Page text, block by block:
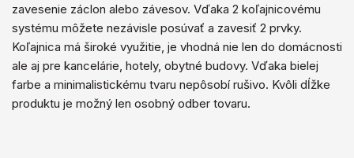
zavesenie záclon alebo závesov. Vďaka 2 koľajnicovému
systému môžete nezávisle posúvať a zavesiť 2 prvky.
Koľajnica má široké využitie, je vhodná nie len do domácnosti
ale aj pre kancelárie, hotely, obytné budovy. Vďaka bielej
farbe a minimalistickému tvaru nepôsobí rušivo. Kvôli dĺžke
produktu je možný len osobný odber tovaru.